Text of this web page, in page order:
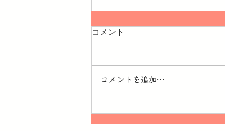
アレック・ソス展示会の楽し
み方
コメント
コメントを追加…